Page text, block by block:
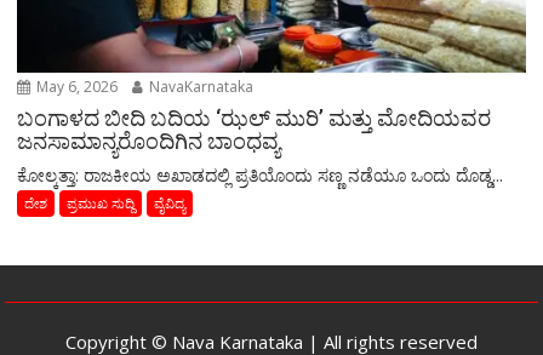
May 6, 2026 NavaKarnataka
ಬಂಗಾಳದ ಬೀದಿ ಬದಿಯ ‘ಝಲ್ ಮುರಿ’ ಮತ್ತು ಮೋದಿಯವರ
ಜನಸಾಮಾನ್ಯರೊಂದಿಗಿನ ಬಾಂಧವ್ಯ
​ಕೋಲ್ಕತ್ತಾ: ರಾಜಕೀಯ ಅಖಾಡದಲ್ಲಿ ಪ್ರತಿಯೊಂದು ಸಣ್ಣ ನಡೆಯೂ ಒಂದು ದೊಡ್ಡ...
ದೇಶ ಪ್ರಮುಖ ಸುದ್ದಿ ವೈವಿದ್ಯ
Copyright © Nava Karnataka | All rights reserved